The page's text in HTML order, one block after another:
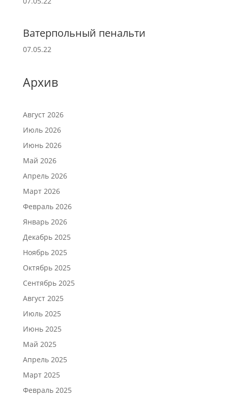
Ватерпольный пенальти
07.05.22
Архив
Август 2026
Июль 2026
Июнь 2026
Май 2026
Апрель 2026
Март 2026
Февраль 2026
Январь 2026
Декабрь 2025
Ноябрь 2025
Октябрь 2025
Сентябрь 2025
Август 2025
Июль 2025
Июнь 2025
Май 2025
Апрель 2025
Март 2025
Февраль 2025